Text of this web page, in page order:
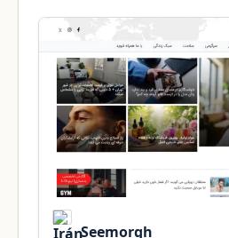
Seemorgh